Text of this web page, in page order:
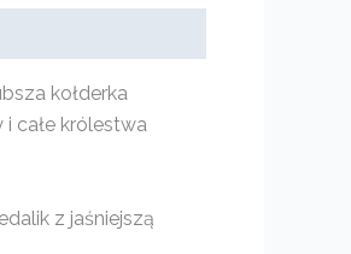
kołderka
całe królestwa
z jaśniejszą